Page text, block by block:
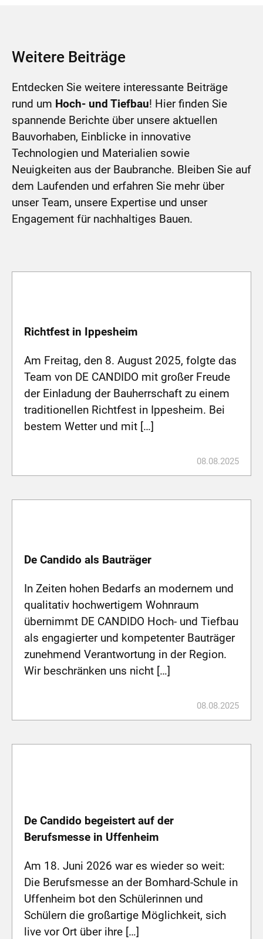
Weitere Beiträge
Entdecken Sie weitere interessante Beiträge
rund um Hoch- und Tiefbau! Hier finden Sie
spannende Berichte über unsere aktuellen
Bauvorhaben, Einblicke in innovative
Technologien und Materialien sowie
Neuigkeiten aus der Baubranche. Bleiben Sie auf
dem Laufenden und erfahren Sie mehr über
unser Team, unsere Expertise und unser
Engagement für nachhaltiges Bauen.
Richtfest in Ippesheim
Am Freitag, den 8. August 2025, folgte das
Team von DE CANDIDO mit großer Freude
der Einladung der Bauherrschaft zu einem
traditionellen Richtfest in Ippesheim. Bei
bestem Wetter und mit […]
08.08.2025
De Candido als Bauträger
In Zeiten hohen Bedarfs an modernem und
qualitativ hochwertigem Wohnraum
übernimmt DE CANDIDO Hoch- und Tiefbau
als engagierter und kompetenter Bauträger
zunehmend Verantwortung in der Region.
Wir beschränken uns nicht […]
08.08.2025
De Candido begeistert auf der
Berufsmesse in Uffenheim
Am 18. Juni 2026 war es wieder so weit:
Die Berufsmesse an der Bomhard-Schule in
Uffenheim bot den Schülerinnen und
Schülern die großartige Möglichkeit, sich
live vor Ort über ihre […]